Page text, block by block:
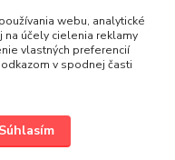
webu, analytické
účely cielenia reklamy
vlastných preferencií
v spodnej časti
Súhlasím